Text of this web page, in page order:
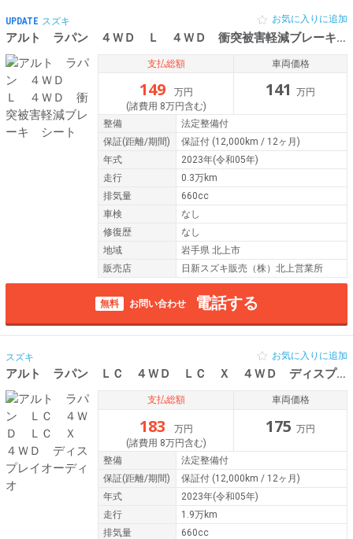
UPDATE スズキ
アルト ラパン ４ＷＤ Ｌ ４ＷＤ 衝突被害軽減ブレーキ シート
お気に入りに追加
支払総額
149
万円
(諸費用 8万円含む)
車両価格
141 万円
整備
法定整備付
保証(距離/期間) 保証付 (12,000km / 12ヶ月)
年式
2023年(令和05年)
走行
0.3万km
排気量
660cc
車検
なし
修復歴
なし
地域
岩手県 北上市
販売店
日新スズキ販売（株）北上営業所
無料 お問い合わせ 電話する
スズキ
アルト ラパン ＬＣ ４ＷＤ ＬＣ Ｘ ４ＷＤ ディスプレイオーディオ
お気に入りに追加
支払総額
183
万円
(諸費用 8万円含む)
車両価格
175 万円
整備
法定整備付
保証(距離/期間) 保証付 (12,000km / 12ヶ月)
年式
2023年(令和05年)
走行
1.9万km
排気量
660cc